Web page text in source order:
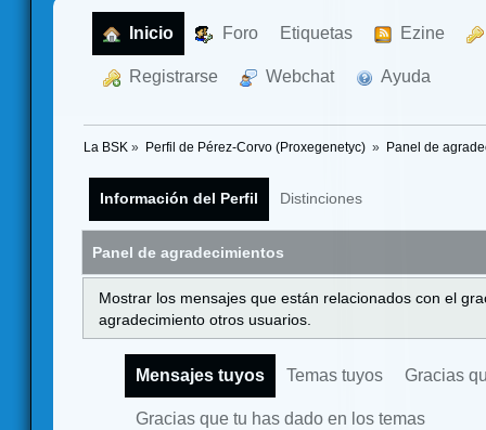
Inicio Foro Etiquetas Ezine
Registrarse Webchat Ayuda
La BSK » Perfil de Pérez-Corvo (Proxegenetyc) » Panel de
Información del Perfil Distinciones
Panel de agradecimientos
Mostrar los mensajes que están relacionados con el
agradecimiento otros usuarios.
Mensajes tuyos Temas tuyos Gracias
Gracias que tu has dado en los temas